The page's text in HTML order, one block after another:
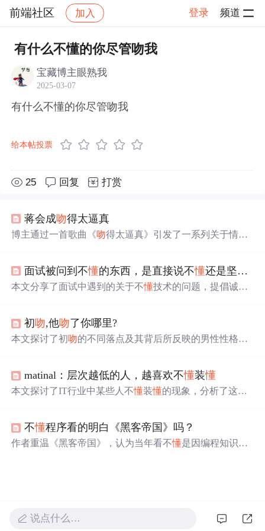
前端社区 加入 登录 频道
社区 前端社区 感慨 帖子详情
有什么不懂的你尽管吻我
宝藏博主眼熟我
2025-03-07
有什么不懂的你尽管吻我
给本帖投票
25 回复 打赏
蒋会成吻得太逼真
博主通过一首歌曲《吻得太逼真》引发了一系列关于情感
度。面试被问到不懂的东西，是直接说不懂还是坚持狡辩一下？
本文分享了面试中遇到的关于不懂技术的问题，提倡诚实
们，面试不仅是展示技能，也是评估工作内容适应性的机
会。
初吻,他吻了你哪里?
本文探讨了初吻的不同落点及其背后所反映的男性性格和
地了解伴侣是否适合自己。
matinal：层次越低的人，越喜欢不懂装懂
本文探讨了IT行业中某些人不懂装懂的现象，分析了这种
不懂程序看的明白《黑客帝国》吗？
作者重温《黑客帝国》，认为当年看不懂是因编程知识不
说点什么…